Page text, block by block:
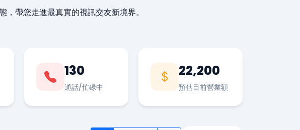
帶您走進最真實的視訊交友新境界。
130
通話/忙碌中
22,200
預估目前營業額